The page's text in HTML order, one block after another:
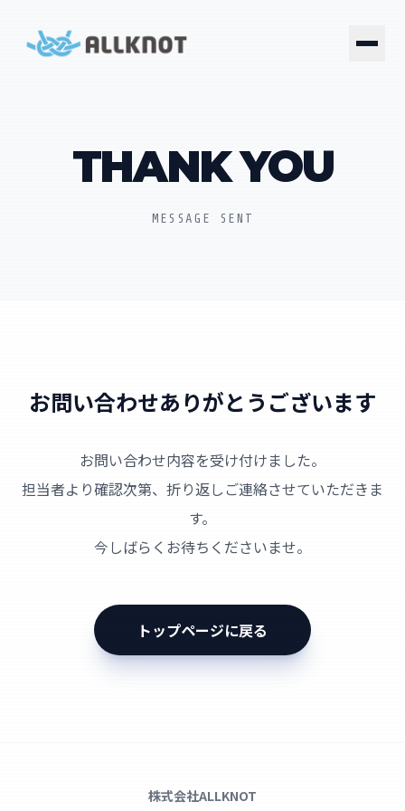
THANK YOU
MESSAGE SENT
お問い合わせありがとうございます
お問い合わせ内容を受け付けました。
担当者より確認次第、折り返しご連絡させていただきま
す。
今しばらくお待ちくださいませ。
トップページに戻る
株式会社ALLKNOT